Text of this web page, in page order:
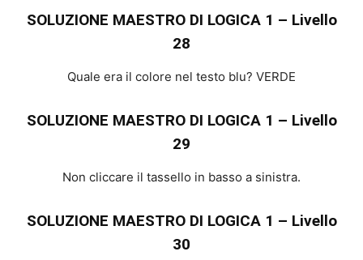
SOLUZIONE MAESTRO DI LOGICA 1 – Livello
28
Quale era il colore nel testo blu? VERDE
SOLUZIONE MAESTRO DI LOGICA 1 – Livello
29
Non cliccare il tassello in basso a sinistra.
SOLUZIONE MAESTRO DI LOGICA 1 – Livello
30